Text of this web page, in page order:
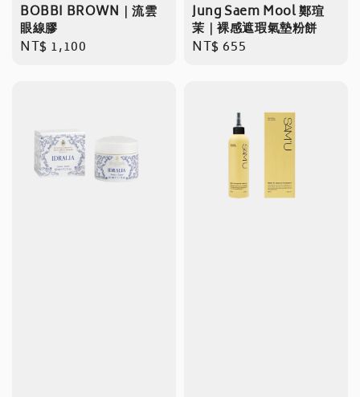
BOBBI BROWN｜流雲
眼線膠
Regular
NT$ 1,100
Jung Saem Mool 鄭瑄
茉｜裸感遮瑕氣墊粉餅
Regular
NT$ 655